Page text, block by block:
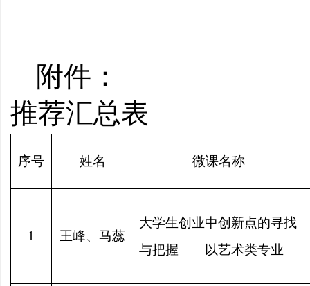
附件： 高校
推荐汇总表
序号 姓名 微课名称
1 王峰、马蕊
大学生创业中创新点的寻找
与把握——以艺术类专业